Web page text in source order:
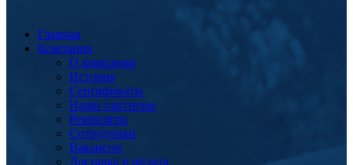
Главная
Компания
О компании
История
Сертификаты
Наши партнеры
Реквизиты
Сотрудники
Вакансии
Доставка и оплата